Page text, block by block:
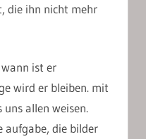
die ihn nicht mehr
ist er
wird er bleiben. mit
allen weisen.
aufgabe, die bilder